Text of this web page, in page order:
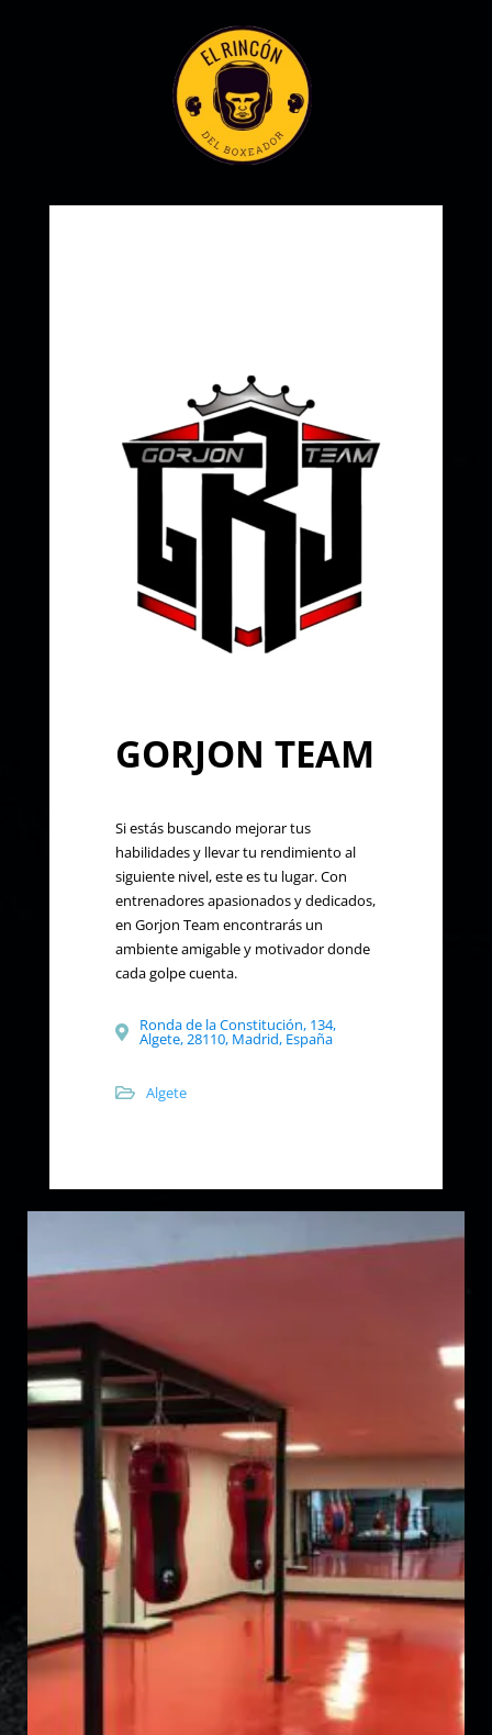
GORJON TEAM
Si estás buscando mejorar tus
habilidades y llevar tu rendimiento al
siguiente nivel, este es tu lugar. Con
entrenadores apasionados y dedicados,
en Gorjon Team encontrarás un
ambiente amigable y motivador donde
cada golpe cuenta.
Ronda de la Constitución, 134,
Algete, 28110, Madrid, España
Algete